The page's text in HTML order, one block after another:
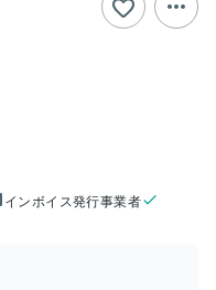
インボイス発行事業者